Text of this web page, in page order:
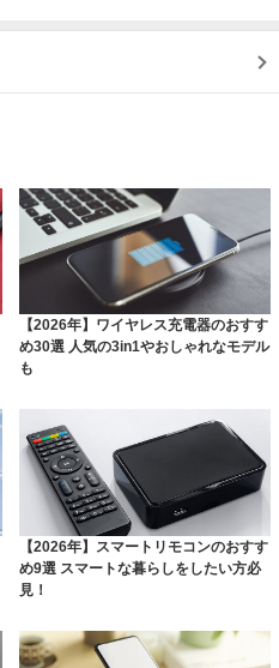
【2026年】ワイヤレス充電器のおすす
め30選 人気の3in1やおしゃれなモデル
も
【2026年】スマートリモコンのおすす
め9選 スマートな暮らしをしたい方必
見！